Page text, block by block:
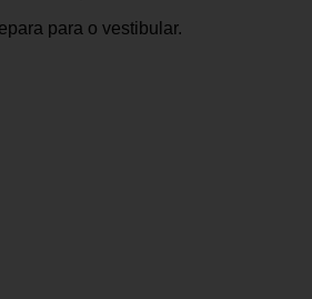
para o vestibular.